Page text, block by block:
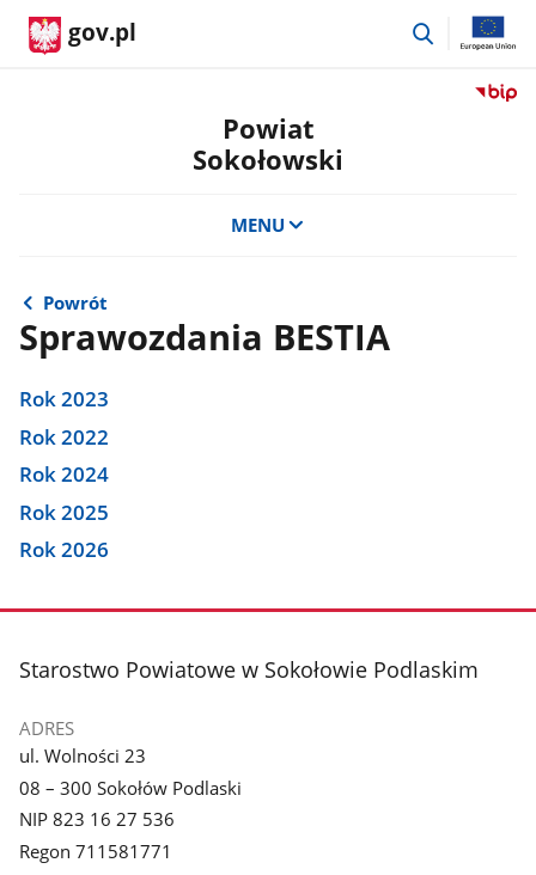
gov.pl
przejdź
Przejdź
Powiat
Sokołowski
MENU
Powrót
Sprawozdania BESTIA
Rok 2023
Rok 2022
Rok 2024
Rok 2025
Rok 2026
stopka
Starostwo Powiatowe w Sokołowie Podlaskim
ADRES
ul. Wolności 23
08 – 300 Sokołów Podlaski
NIP 823 16 27 536
Regon 711581771